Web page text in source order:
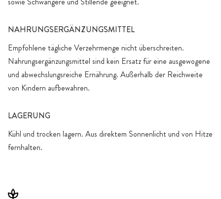
NAHRUNGSERGÄNZUNGSMITTEL
Empfohlene tägliche Verzehrmenge nicht überschreiten.
Nahrungsergänzungsmittel sind kein Ersatz für eine ausgewogene
und abwechslungsreiche Ernährung. Außerhalb der Reichweite
von Kindern aufbewahren.
LAGERUNG
Kühl und trocken lagern. Aus direktem Sonnenlicht und von Hitze
fernhalten.